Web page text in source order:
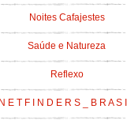
Noites Cafajestes
Saúde e Natureza
Reflexo
E T F I N D E R S _ B R A S